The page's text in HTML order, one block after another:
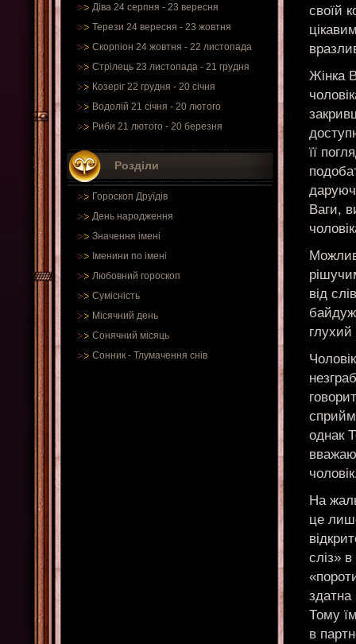
Діва 24 серпня - 23 вересня
Терези 24 вересня - 23 жовтня
Скорпіон 24 жовтня - 22 листопада
Стрілець 23 листопада - 21 грудня
Козеріг 22 грудня - 20 січня
Водолій 21 січня - 20 лютого
Риби 21 лютого - 20 березня
Розділи
Гороскоп Друїдів
День народження
Значення імені
Іменини по імені
Любовний гороскоп
Сумісність
Місячний день
Сонячний місяць
Сонник - Тлумачення снів
своїй
Жінка
її
Ваги,
від
глухий
однак
На
це
сліз»
здатна
Тому
в